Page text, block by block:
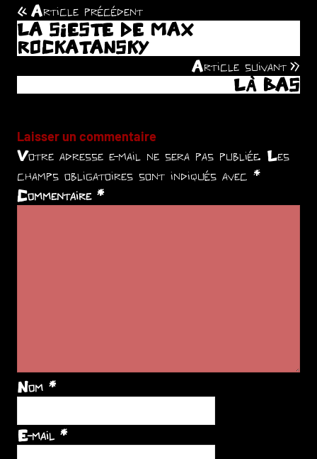
Navigation
de
l’article
Article précédent
LA SIESTE DE MAX
ROCKATANSKY
Article suivant
LÀ BAS
Laisser un commentaire
Votre adresse e-mail ne sera pas publiée. Les
champs obligatoires sont indiqués avec *
Commentaire *
Nom *
E-mail *